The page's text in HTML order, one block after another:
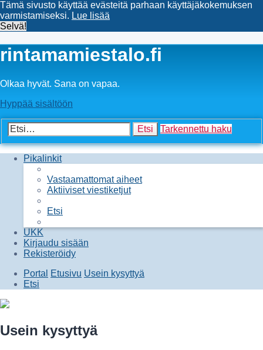
Tämä sivusto käyttää evästeitä parhaan käyttäjäkokemuksen
varmistamiseksi. Lue lisää
Selvä!
rintamamiestalo.fi
Olkaa hyvät. Sana on vapaa.
Hyppää sisältöön
Etsi Tarkennettu haku
Pikalinkit
Vastaamattomat aiheet
Aktiiviset viestiketjut
Etsi
UKK
Kirjaudu sisään
Rekisteröidy
Portal Etusivu Usein kysyttyä
Etsi
Usein kysyttyä